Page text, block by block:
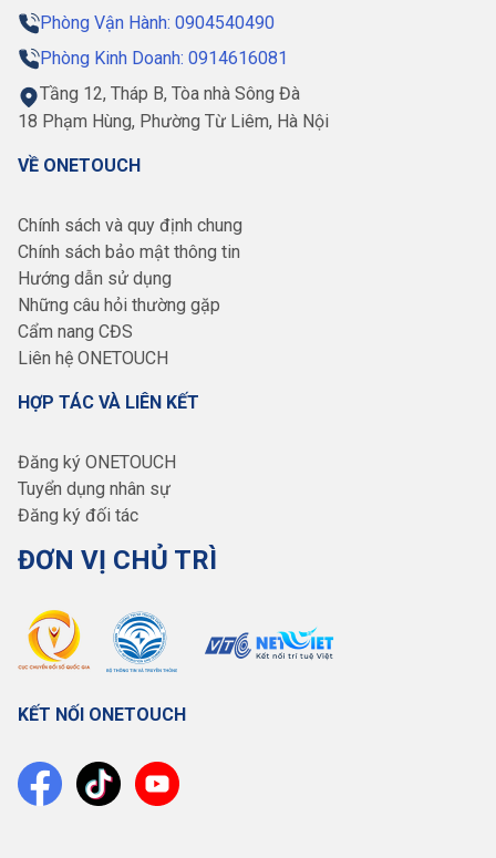
Phòng Vận Hành: 0904540490
Phòng Kinh Doanh: 0914616081
Tầng 12, Tháp B, Tòa nhà Sông Đà
18 Phạm Hùng, Phường Từ Liêm, Hà Nội
VỀ ONETOUCH
Chính sách và quy định chung
Chính sách bảo mật thông tin
Hướng dẫn sử dụng
Những câu hỏi thường gặp
Cẩm nang CĐS
Liên hệ ONETOUCH
HỢP TÁC VÀ LIÊN KẾT
Đăng ký ONETOUCH
Tuyển dụng nhân sự
Đăng ký đối tác
ĐƠN VỊ CHỦ TRÌ
KẾT NỐI ONETOUCH